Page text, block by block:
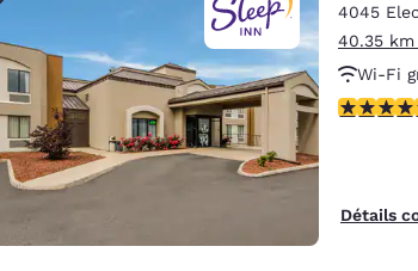
Europe
Deutschland
Deutsch
Spain
English
4045
40.35
Wi-Fi
3.79
Détails